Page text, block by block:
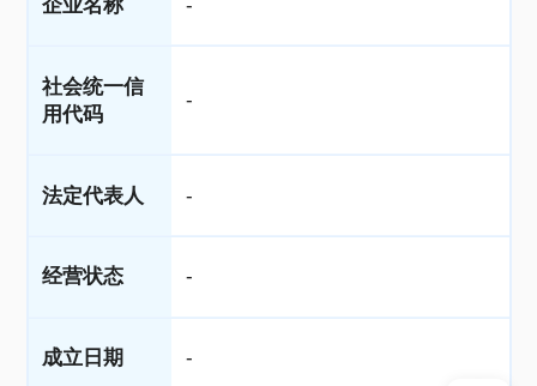
企业名称 -
社会统一信
用代码
-
法定代表人 -
经营状态 -
成立日期 -